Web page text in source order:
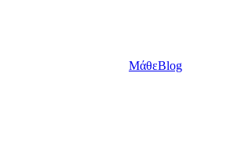
ΜάθεBlog